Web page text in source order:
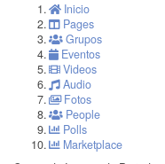
Inicio
Pages
Grupos
Eventos
Videos
Audio
Fotos
People
Polls
Marketplace